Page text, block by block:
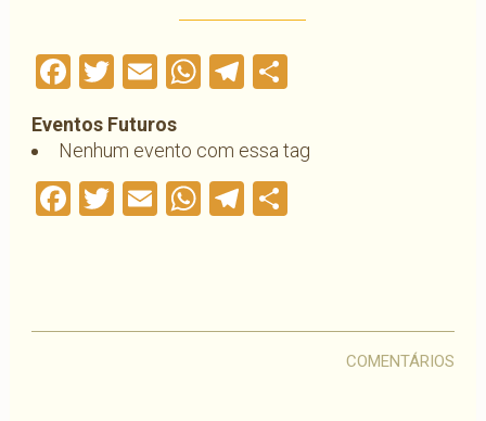
Facebook
Twitter
EmailWhatsApp
Telegram
Eventos Futuros
Nenhum evento com essa tag
Facebook
Twitter
EmailWhatsApp
Telegram
COMENTÁRIOS